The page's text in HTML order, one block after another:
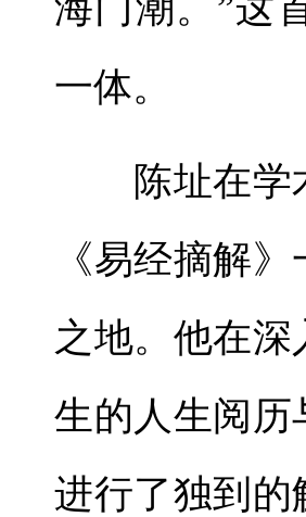
海门潮。”这
一体。
陈址在学术
《易经摘解
之地。他在
生的人生阅历
进行了独到的